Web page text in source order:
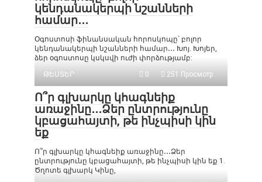
կենդանակերպի նշանների
համար․․․
Օգոստոսի ֆինանսական հորոսկոպը՝ բոլոր
կենդանակերպի նշանների համար․․․ Խոյ. Խոյեր,
ձեր օգոստոսը կսկսվի ուժի փորձությամբ:
ԹԵՍՏԵՐ
0 251 Просмотр
Ո՞ր գլխարկը կհագնեիք
առաջինը․․․Ձեր ընտրությունը
կբացահայտի, թե ինչպիսի կին
եք
Ո՞ր գլխարկը կհագնեիք առաջինը․․․Ձեր
ընտրությունը կբացահայտի, թե ինչպիսի կին եք 1.
Ծղոտե գլխարկ Կինը,